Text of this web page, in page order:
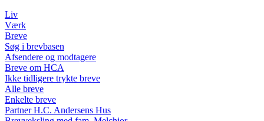
Liv
Værk
Breve
Søg i brevbasen
Afsendere og modtagere
Breve om HCA
Ikke tidligere trykte breve
Alle breve
Enkelte breve
Partner H.C. Andersens Hus